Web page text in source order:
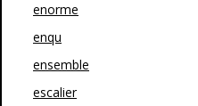
enorme
enqu
ensemble
escalier